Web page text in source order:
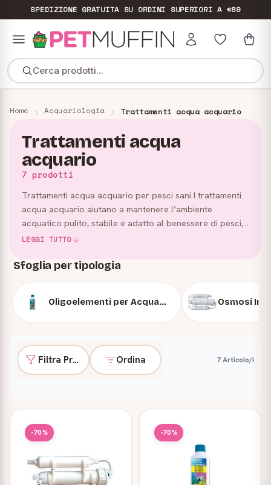
SPEDIZIONE GRATUITASU ORDINI SUPERIORI A €89
Cerca prodotti...
Home Acquariologia Trattamenti acqua acquario
Trattamenti acqua
acquario
7 prodotti
Trattamenti acqua acquario per pesci sani I trattamenti
acqua acquario aiutano a mantenere l’ambiente
acquatico pulito, stabile e adatto al benessere di pesci,
piante e invertebrati. In questa categoria trovi soluzioni
LEGGI TUTTO
Sfoglia per tipologia
Oligoelementi per Acquario
Filtra Prodotti Ordina 7 Articolo/i
Prodotti
-70% -70%